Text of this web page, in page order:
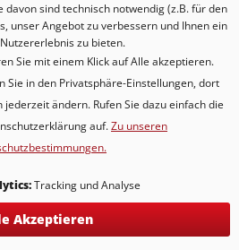
mit Sternzeichen
als personalisiertes...
davon sind technisch notwendig (z.B. für den
unser Angebot zu verbessern und Ihnen ein
zu bieten.
Sie mit einem Klick auf Alle akzeptieren.
Sie in den Privatsphäre-Einstellungen, dort
jederzeit ändern. Rufen Sie dazu einfach die
auf.Zu unseren
Tracking und Analyse
Akzeptieren